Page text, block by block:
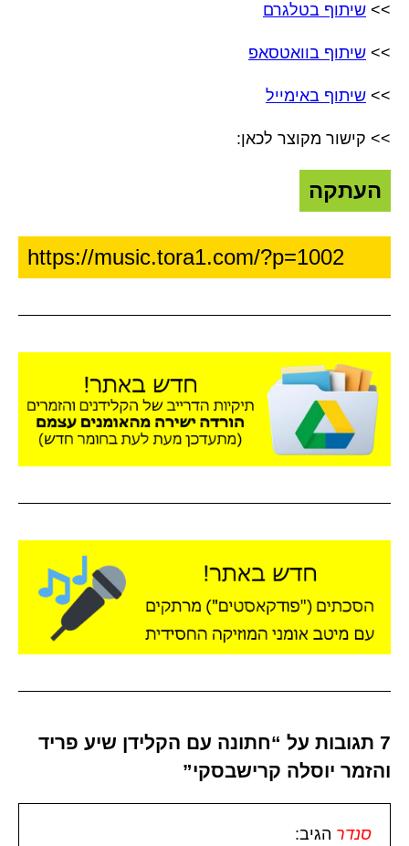
>> שיתוף בטלגרם
>> שיתוף בוואטסאפ
>> שיתוף באימייל
>> קישור מקוצר לכאן:
העתקה
7 תגובות על “חתונה עם הקלידן שיע פריד
והזמר יוסלה קרישבסקי”
סנדר הגיב: